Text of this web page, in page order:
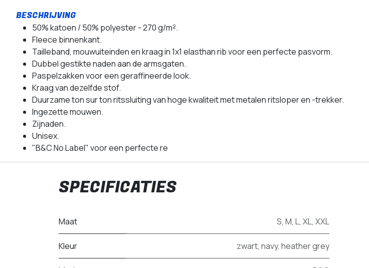
50% katoen / 50% polyester - 270 g/m².
Fleece binnenkant.
Tailleband, mouwuiteinden en kraag in 1x1 elasthan rib voor een perfecte pasvorm.
Dubbel gestikte naden aan de armsgaten.
Paspelzakken voor een geraffineerde look.
Kraag van dezelfde stof.
Duurzame ton sur ton ritssluiting van hoge kwaliteit met metalen ritsloper en -trekker.
Ingezette mouwen.
Zijnaden.
Unisex.
"B&C No Label" voor een perfecte re
SPECIFICATIES
Maat S, M, L, XL, XXL
Kleur zwart, navy, heather grey